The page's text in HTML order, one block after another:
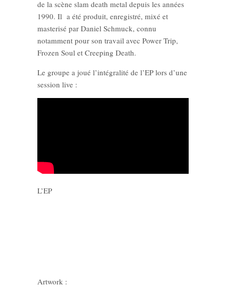
de la scène slam death metal depuis les années
1990. Il a été produit, enregistré, mixé et
masterisé par Daniel Schmuck, connu
notamment pour son travail avec Power Trip,
Frozen Soul et Creeping Death.
Le groupe a joué l’intégralité de l’EP lors d’une
session live :
L’EP
Artwork :